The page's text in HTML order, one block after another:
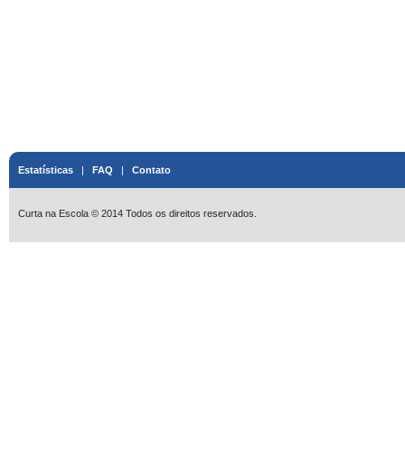
Estatísticas | FAQ | Contato
Curta na Escola © 2014 Todos os direitos reservados.